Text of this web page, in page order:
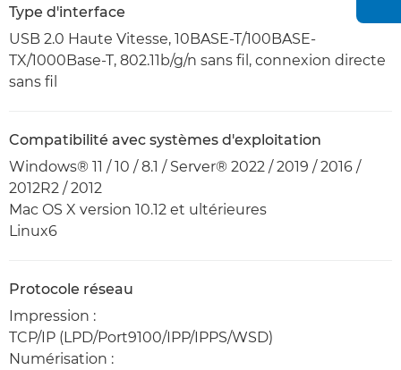
Type d'interface
USB 2.0 Haute Vitesse, 10BASE-T/100BASE-
TX/1000Base-T, 802.11b/g/n sans fil, connexion directe
sans fil
Compatibilité avec systèmes d'exploitation
Windows® 11 / 10 / 8.1 / Server® 2022 / 2019 / 2016 /
2012R2 / 2012
Mac OS X version 10.12 et ultérieures
Linux6
Protocole réseau
Impression :
TCP/IP (LPD/Port9100/IPP/IPPS/WSD)
Numérisation :